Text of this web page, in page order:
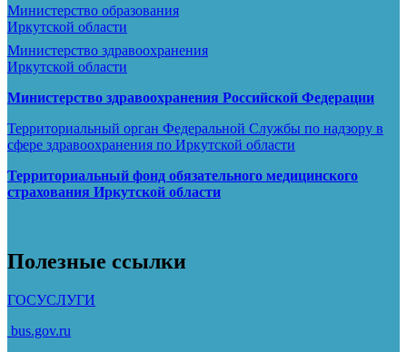
Министерство образования
Иркутской области
Министерство здравоохранения
Иркутской области
Министерство здравоохранения Росcийской Федерации
Территориальный орган Федеральной Службы по надзору в
сфере здравоохранения по Иркутской области
Территориальный фонд обязательного медицинского
страхования Иркутской области
Полезные ссылки
ГОСУСЛУГИ
bus.gov.ru